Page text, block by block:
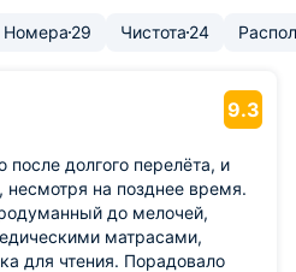
Номера 29 Чистота 24
9.3
после долгого перелёта, и
несмотря на позднее время.
до мелочей,
матрасами,
для чтения. Порадовало